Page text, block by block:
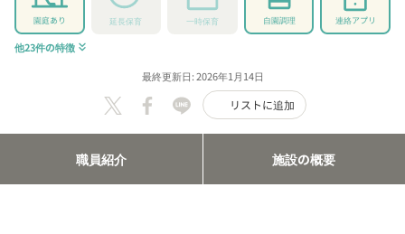
園庭あり 延長保育 一時保育 自園調理 連絡アプリ
他23件の特徴 keyboard_double_arrow_down
最終更新日: 2026年1月14日
リストに追加
職員紹介 施設の概要